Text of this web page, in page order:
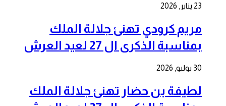
23 يناير, 2026
مريم كرودي تهنئ جلالة الملك
بمناسبة الذكرى ال 27 لعيد العرش
30 يوليو, 2026
لطيفة بن حضار تهنئ جلالة الملك